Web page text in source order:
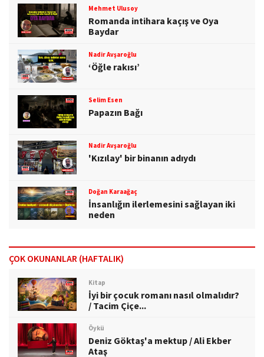
Mehmet Ulusoy
Romanda intihara kaçış ve Oya
Baydar
Nadir Avşaroğlu
‘Öğle rakısı’
Selim Esen
Papazın Bağı
Nadir Avşaroğlu
'Kızılay' bir binanın adıydı
Doğan Karaağaç
İnsanlığın ilerlemesini sağlayan iki
neden
ÇOK OKUNANLAR (HAFTALIK)
Kitap
İyi bir çocuk romanı nasıl olmalıdır?
/ Tacim Çiçe...
Öykü
Deniz Göktaş'a mektup / Ali Ekber
Ataş